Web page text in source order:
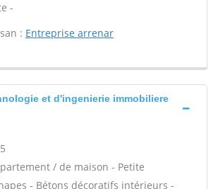
-
: Entreprise arrenar
et d'ingenierie immobiliere
/ de maison - Petite
- Bétons décoratifs intérieurs -